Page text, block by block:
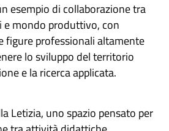
esempio di collaborazione tra
e mondo produttivo, con
figure professionali altamente
lo sviluppo del territorio
e la ricerca applicata.
Letizia, uno spazio pensato per